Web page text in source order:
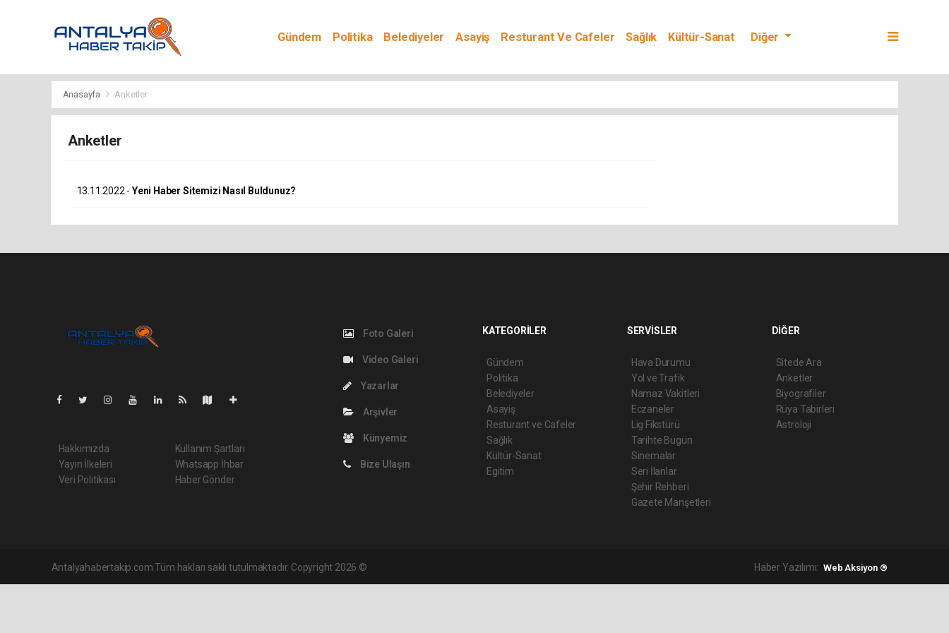
Gündem Politika Belediyeler Asayiş Resturant Ve Cafeler Sağlık
Kültür-Sanat
Diğer
Anasayfa Anketler
Anketler
13.11.2022 -Yeni Haber Sitemizi Nasıl Buldunuz?
Hakkımızda
Yayın İlkeleri
Veri Politikası
Kullanım Şartları
Whatsapp İhbar
Haber Gönder
Foto Galeri
Video Galeri
Yazarlar
Arşivler
Künyemiz
Bize Ulaşın
KATEGORİLER
Gündem
Politika
Belediyeler
Asayiş
Resturant ve Cafeler
Sağlık
Kültür-Sanat
Egitim
SERVİSLER
Hava Durumu
Yol ve Trafik
Namaz Vakitleri
Eczaneler
Lig Fikstürü
Tarihte Bugün
Sinemalar
Seri İlanlar
Şehir Rehberi
Gazete Manşetleri
DİĞER
Sitede Ara
Anketler
Biyografiler
Rüya Tabirleri
Astroloji
Antalyahabertakip.com Tüm hakları saklı tutulmaktadır. Copyright 2026 © Haber Yazılımı: Web Aksiyon ®